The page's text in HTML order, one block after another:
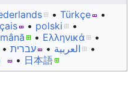
• ‎ Türkçe
•
• ‎ polski
•
• ‎ Ελληνικά
•
• ‎ עברית • ‎ العربية
•
• ‎ 日本語